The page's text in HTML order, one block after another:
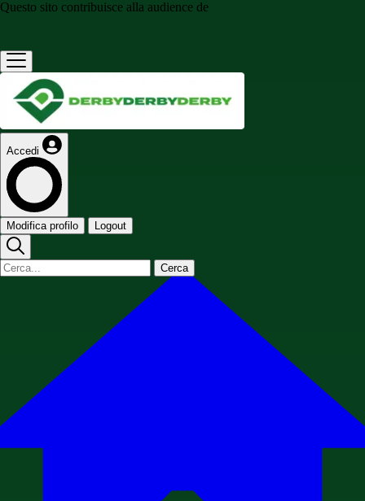
Questo sito contribuisce alla audience de
Accedi
Modifica profilo Logout
Cerca